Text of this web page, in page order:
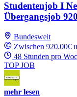
Studentenjob I
Übergangsjob
Bundesweit
Zwischen 920.00€
48 Stunden pro
TOP JOB
mehr lesen